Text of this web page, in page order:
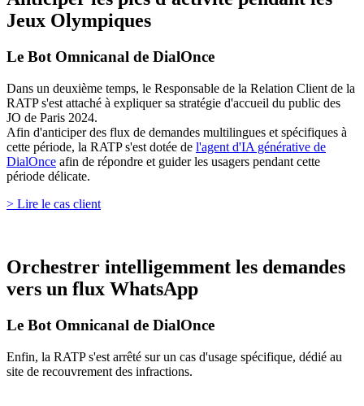
Jeux Olympiques
Le Bot Omnicanal de DialOnce
Dans un deuxième temps, le Responsable de la Relation Client de la
RATP s'est attaché à expliquer sa stratégie d'accueil du public des
JO de Paris 2024.
Afin d'anticiper des flux de demandes multilingues et spécifiques à
cette période, la RATP s'est dotée de l'agent d'IA générative de
DialOnce afin de répondre et guider les usagers pendant cette
période délicate.
> Lire le cas client
Orchestrer intelligemment les demandes
vers un flux WhatsApp
Le Bot Omnicanal de DialOnce
Enfin, la RATP s'est arrêté sur un cas d'usage spécifique, dédié au
site de recouvrement des infractions.